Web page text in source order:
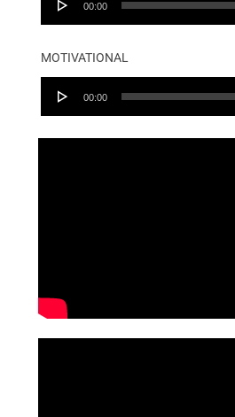
00:00
MOTIVATIONAL
Audio
00:00